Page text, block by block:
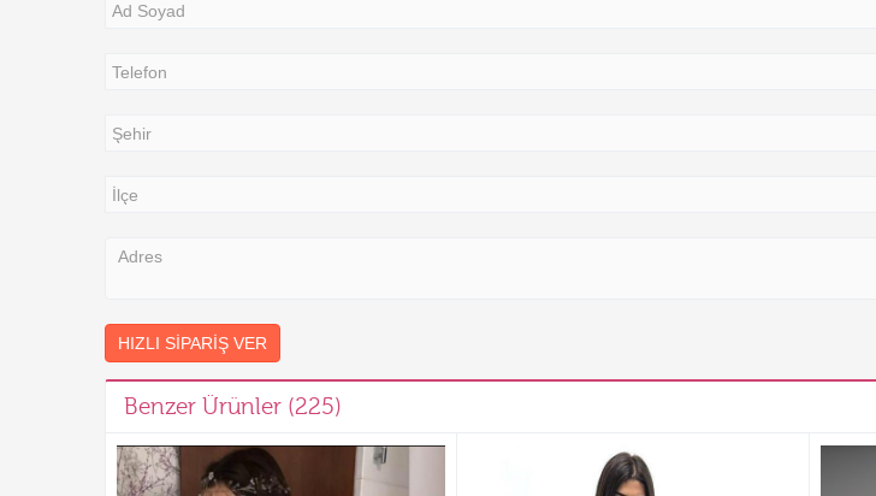
HIZLI SIPARIŞ VER
Benzer Ürünler (225)